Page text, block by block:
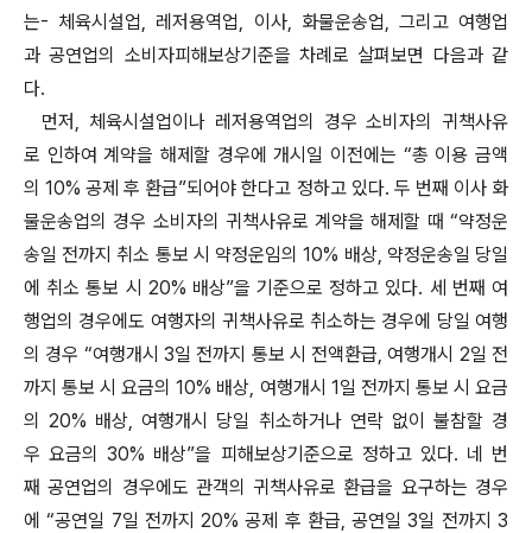
는- 체육시설업, 레저용역업, 이사, 화물운송업, 그리고 여행업
과 공연업의 소비자피해보상기준을 차례로 살펴보면 다음과 같
다.
먼저, 체육시설업이나 레저용역업의 경우 소비자의 귀책사유
로 인하여 계약을 해제할 경우에 개시일 이전에는 “총 이용 금액
의 10% 공제 후 환급”되어야 한다고 정하고 있다. 두 번째 이사 화
물운송업의 경우 소비자의 귀책사유로 계약을 해제할 때 “약정운
송일 전까지 취소 통보 시 약정운임의 10% 배상, 약정운송일 당일
에 취소 통보 시 20% 배상”을 기준으로 정하고 있다. 세 번째 여
행업의 경우에도 여행자의 귀책사유로 취소하는 경우에 당일 여행
의 경우 “여행개시 3일 전까지 통보 시 전액환급, 여행개시 2일 전
까지 통보 시 요금의 10% 배상, 여행개시 1일 전까지 통보 시 요금
의 20% 배상, 여행개시 당일 취소하거나 연락 없이 불참할 경
우 요금의 30% 배상”을 피해보상기준으로 정하고 있다. 네 번
째 공연업의 경우에도 관객의 귀책사유로 환급을 요구하는 경우
에 “공연일 7일 전까지 20% 공제 후 환급, 공연일 3일 전까지 3